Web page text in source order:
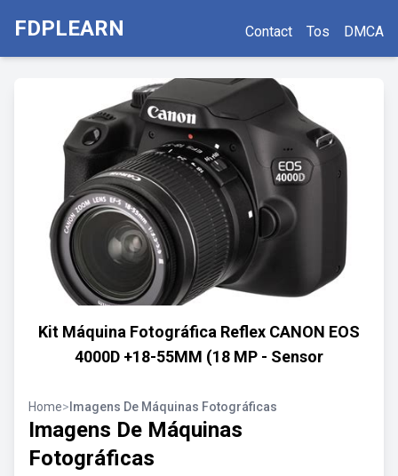
FDPLEARN Contact Tos DMCA
Kit Máquina Fotográfica Reflex CANON EOS
4000D +18-55MM (18 MP - Sensor
Home> Imagens De Máquinas Fotográficas
Imagens De Máquinas
Fotográficas